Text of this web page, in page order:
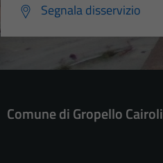
Segnala disservizio
Comune di Gropello Cairoli